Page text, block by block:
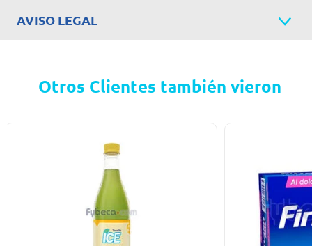
AVISO LEGAL
Otros Clientes también vieron